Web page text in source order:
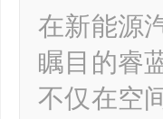
在新能源
瞩目的睿
不仅在空